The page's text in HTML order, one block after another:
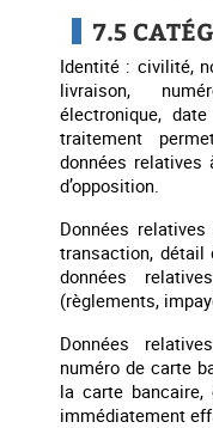
7.5
Identité : civilité,
livraison,
électronique,
traitement
données relatives
d’opposition.
Données
transaction, détail
données
(règlements,
Données
numéro de carte
la carte bancaire,
immédiatement